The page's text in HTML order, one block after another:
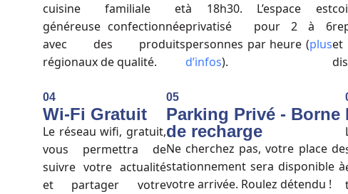
cuisine familiale et
généreuse confectionnée
avec des produits
régionaux de qualité.
à 18h30. L’espace est
privatisé pour 2 à 6
personnes par heure (plus
d’infos).
04
Wi-Fi Gratuit
Le réseau wifi, gratuit,
vous permettra de
suivre votre actualité
et partager votre
05
Parking Privé - Borne
de recharge
Ne cherchez pas, votre place de
stationnement sera disponible à
votre arrivée. Roulez détendu !